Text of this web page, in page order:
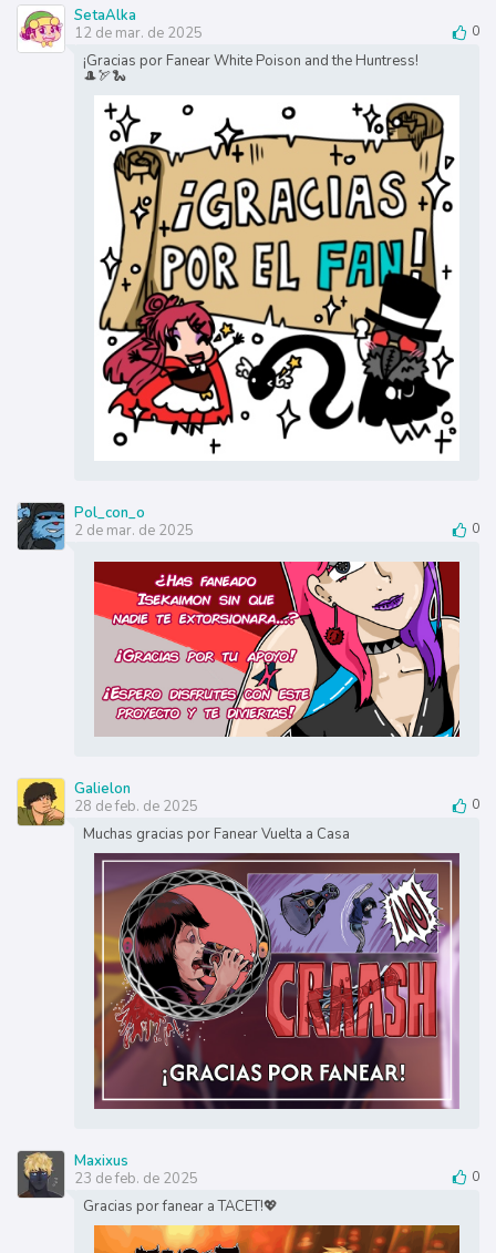
SetaAlka
12 de mar. de 2025
0
¡Gracias por Fanear White Poison and the Huntress!
🎩🏹🐍
Pol_con_o
2 de mar. de 2025
0
Galielon
28 de feb. de 2025
0
Muchas gracias por Fanear Vuelta a Casa
Maxixus
23 de feb. de 2025
0
Gracias por fanear a TACET!💖